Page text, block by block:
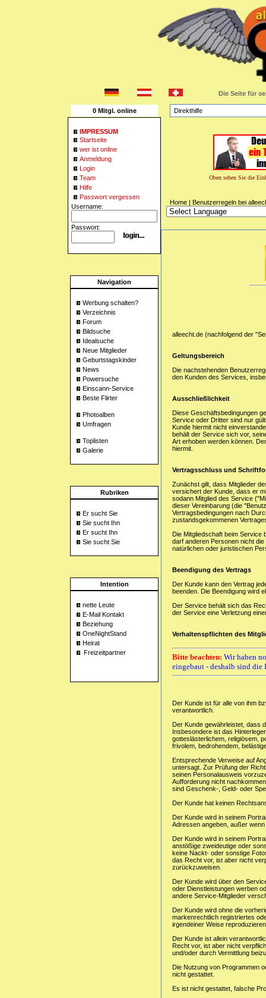
Die Seite für
0 Mitgl. online
IMPRESSUM
Startseite
wer ist online
Anmeldung
Login
Team
Hilfe
Passwort vergessen
Username:
Passwort:
Navigation
Werbung schalten?
Verzeichnis
Forum
Bildsuche
Idealsuche
Neue Mitglieder
Geburtstagskinder
News
Powersuche
Einscann-Service
Beste Flirter
Photoalben
Umfragen
Toplisten
Galerie
Rubriken
Er sucht Sie
Sie sucht Ihn
Er sucht Ihn
Sie sucht Sie
Intention
nette Leute
E-Mail Kontakt
Beziehung
OneNightStand
Heirat
Freizeitpartner
Direkthilfe
Home | Benutzerregeln bei
alleecht.de (nachfolgend der
Geltungsbereich
Die nachstehenden
den Kunden des Services,
Ausschließlichkeit
Diese Geschäftsbedingungen
Service oder Dritter sind nur
Kunde hiermit nicht
behält der Service sich vor,
Art erhoben werden können.
hiermit.
Vertragsschluss und
Zunächst gilt, dass Mitglieder
versichert der Kunde, dass er
sodann Mitglied des Service
dieser Vereinbarung (die
Vertragsbedingungen nach
zustandsgekommenen
Die Mitgliedschaft beim Service
darf anderen Personen nicht
natürlichen oder juristischen
Beendigung des Vertrags
Der Kunde kann den Vertrag
beenden. Die Beendigung wird
Der Service behält sich das
der Service eine Verletzung
Verhaltenspflichten des
Bitte beachten: Wir haben
eingebaut - deshalb sind
Der Kunde ist für alle von ihm
verantwortlich.
Der Kunde gewährleistet, dass
Insbesondere ist das
gotteslästerlichem, religiösem,
frivolem, bedrohendem,
Entsprechende Verweise auf
untersagt. Zur Prüfung der
seinen Personalausweis
Aufforderung nicht
sind Geschenk-, Geld- oder
Der Kunde hat keinen
Der Kunde wird in seinem
Adressen angeben, außer
Der Kunde wird in seinem
anstößige zweideutige oder
keine Nackt- oder sonstige
das Recht vor, ist aber nicht
zurückzuweisen.
Der Kunde wird über den
oder Dienstleistungen werben
andere Service-Mitglieder
Der Kunde wird ohne die
markenrechtlich registriertes
irgendeiner Weise
Der Kunde ist allein
Recht vor, ist aber nicht
und/oder durch Vermittlung
Die Nutzung von Programmen
nicht gestattet.
Es ist nicht gestattet, falsche